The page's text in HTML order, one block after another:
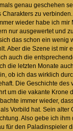
genau geschehen
Charakters zu
wieder habe ich mir
nur ausgewertet und
das schon ein wenig
Aber die Szene ist mir
auch die
die letzten Monate
ob ich das wirklich
Die Geschichte des
um die vakante Krone
immer wieder,
Vorbild hat. Sein alter
Also gebe ich ihm
für den Paladinspieler